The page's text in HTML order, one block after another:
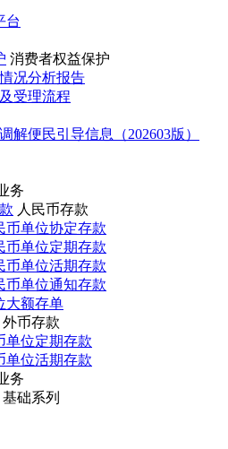
台
消费者权益保护
况分析报告
受理流程
解便民引导信息（202603版）
务
人民币存款
币单位协定存款
币单位定期存款
币单位活期存款
币单位通知存款
大额存单
外币存款
单位定期存款
单位活期存款
务
基础系列